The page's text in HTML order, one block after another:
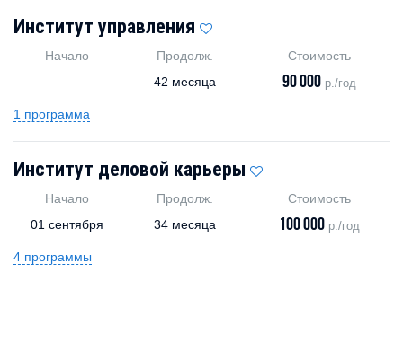
Институт управления
Начало
—
Продолж.
42 месяца
Стоимость
90 000р./год
1 программа
Институт деловой карьеры
Начало
01 сентября
Продолж.
34 месяца
Стоимость
100 000р./год
4 программы